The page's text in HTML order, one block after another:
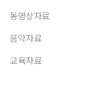
동영상자료
음악자료
교육자료